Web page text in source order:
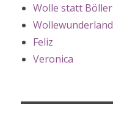
Wolle statt Böller
Wollewunderland
Feliz
Veronica